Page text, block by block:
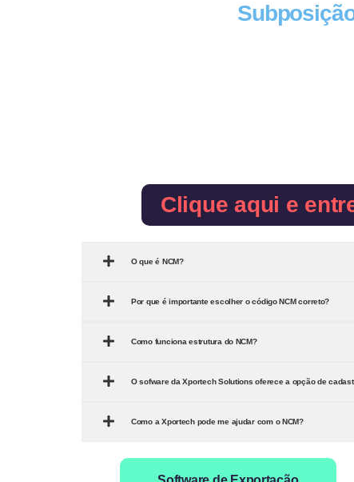
Clique aqui e
O que é NCM?
Por que é importante escolher o código NCM correto?
Como funciona estrutura do NCM?
O sofware da Xportech Solutions oferece a opção de
Como a Xportech pode me ajudar com o NCM?